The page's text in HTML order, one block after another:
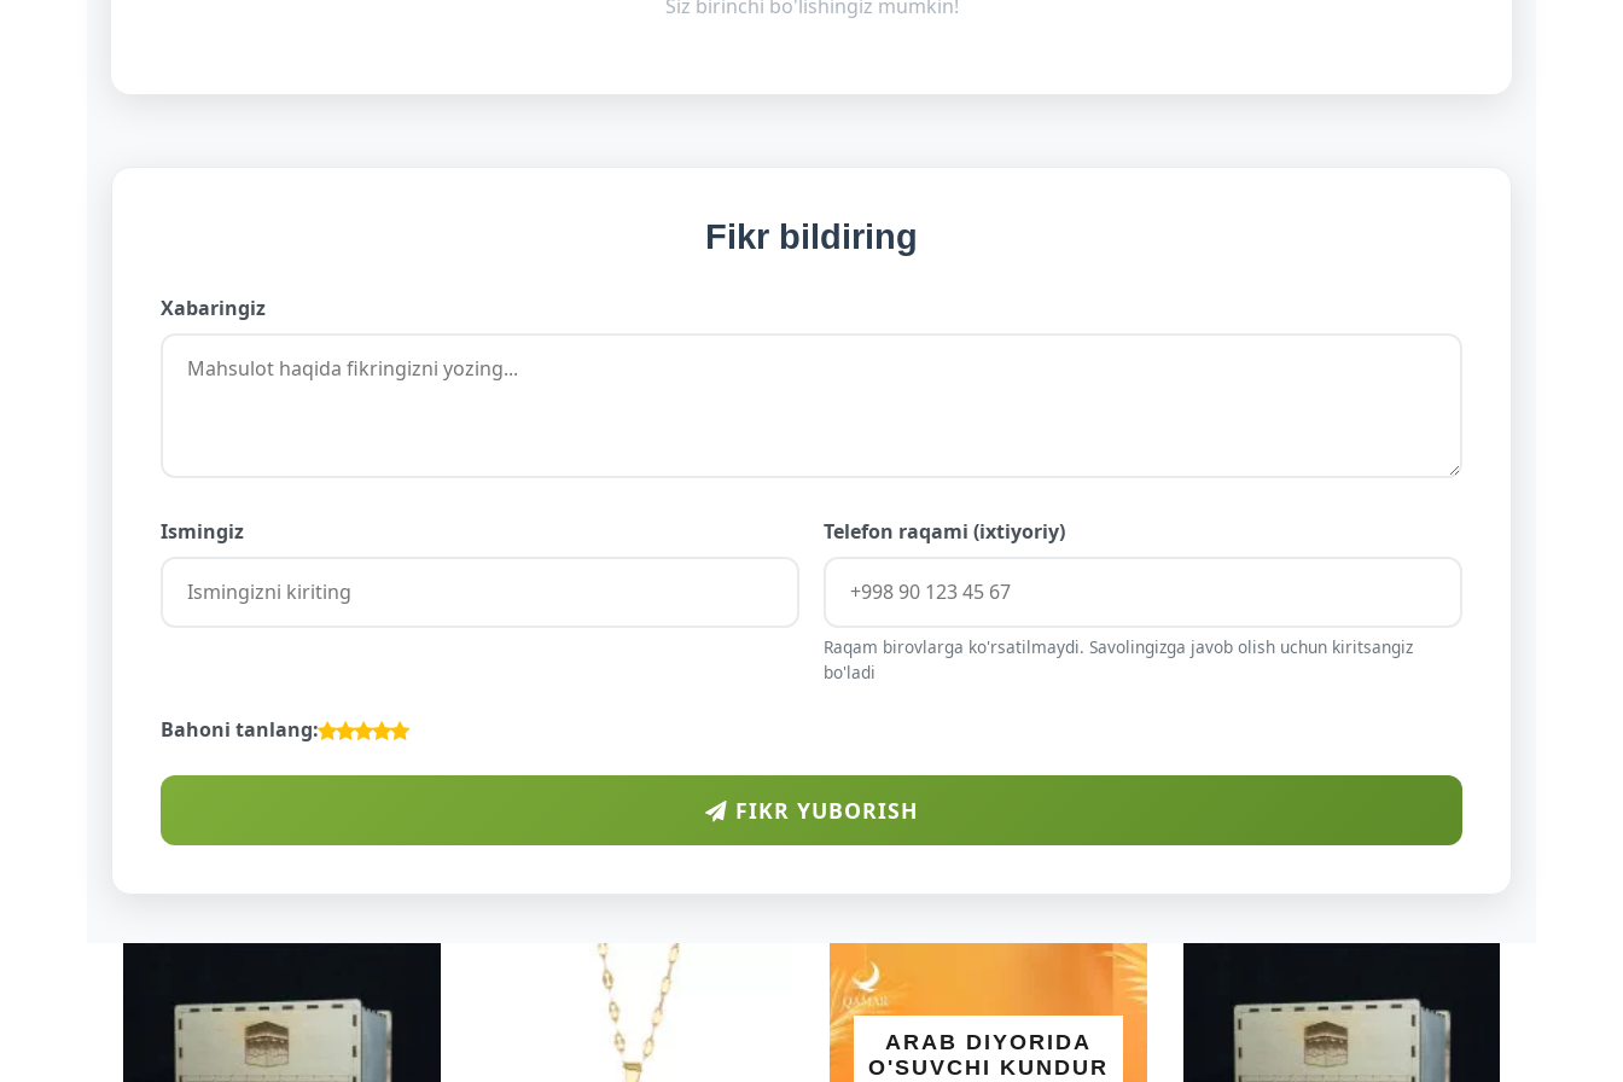
Siz birinchi bo'lishingiz mumkin!
Fikr bildiring
Xabaringiz
Ismingiz Telefon raqami (ixtiyoriy)
Raqam birovlarga ko'rsatilmaydi. Savolingizga javob olish uchun kiritsangiz
bo'ladi
Bahoni tanlang:
FIKR YUBORISH
ARAB DIYORIDA
O'SUVCHI KUNDUR